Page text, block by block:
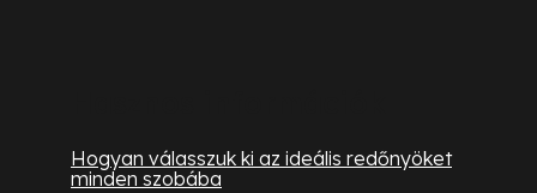
Hogyan válasszuk ki az ideális redőnyöket
minden szobába